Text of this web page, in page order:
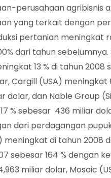
perusahaan agribisnis
yang terkait dengan
pertanian meningkat
dari tahun
13 % di tahun 2008
Cargill (USA) meningkat
dolar, dan Nable Group
% sebesar 436 miliar
dari perdagangan
meningkat di tahun 2008
sebesar 164 % dengan
miliar dolar, Mosaic